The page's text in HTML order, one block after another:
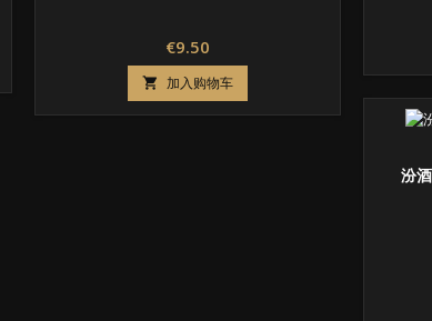
价
格
€9.50
 加入购物车
汾